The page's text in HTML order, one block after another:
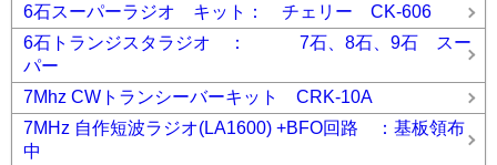
6石スーパーラジオ キット： チェリー CK-606
6石トランジスタラジオ ： 7石、8石、9石 スー
パー
7Mhz CWトランシーバーキット CRK-10A
7MHz 自作短波ラジオ(LA1600) +BFO回路 ：基板領布
中